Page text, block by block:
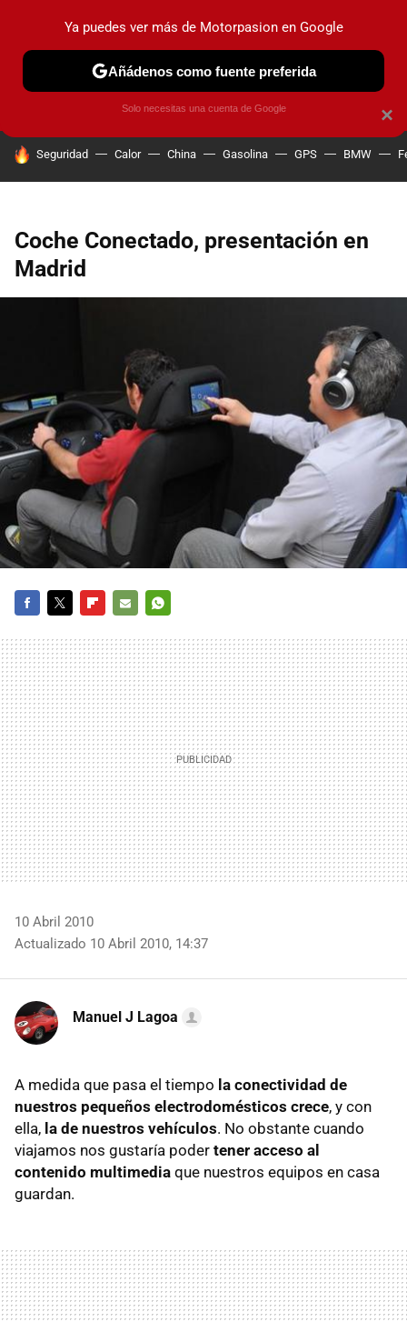
PRUEBAS COCHES ELÉCTRICOS OBSERVATORIO
HOY SE HABLA DE
Seguridad Calor China Gasolina GPS BMW
Coche Conectado, presentación en
Madrid
MAIL
10 Abril 2010
Actualizado 10 Abril 2010, 14:37
Manuel J Lagoa
A medida que pasa el tiempo la conectividad de
nuestros pequeños electrodomésticos crece, y con
ella, la de nuestros vehículos. No obstante cuando
viajamos nos gustaría poder tener acceso al
contenido multimedia que nuestros equipos en casa
guardan.
×
Ya puedes ver más de Motorpasion en Google
Añádenos como fuente preferida
Solo necesitas una cuenta de Google